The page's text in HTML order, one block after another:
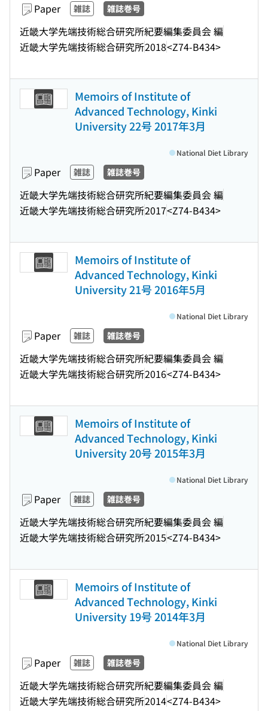
Paper 雑誌 雑誌巻号
近畿大学先端技術総合研究所紀要編集委員会 編
近畿大学先端技術総合研究所2018<Z74-B434>
Memoirs of Institute of
Advanced Technology, Kinki
University 22号 2017年3月
Paper 雑誌 雑誌巻号
近畿大学先端技術総合研究所紀要編集委員会 編
近畿大学先端技術総合研究所2017<Z74-B434>
National Diet Library
Memoirs of Institute of
Advanced Technology, Kinki
University 21号 2016年5月
Paper 雑誌 雑誌巻号
近畿大学先端技術総合研究所紀要編集委員会 編
近畿大学先端技術総合研究所2016<Z74-B434>
National Diet Library
Memoirs of Institute of
Advanced Technology, Kinki
University 20号 2015年3月
Paper 雑誌 雑誌巻号
近畿大学先端技術総合研究所紀要編集委員会 編
近畿大学先端技術総合研究所2015<Z74-B434>
National Diet Library
Memoirs of Institute of
Advanced Technology, Kinki
University 19号 2014年3月
Paper 雑誌 雑誌巻号
近畿大学先端技術総合研究所紀要編集委員会 編
近畿大学先端技術総合研究所2014<Z74-B434>
National Diet Library